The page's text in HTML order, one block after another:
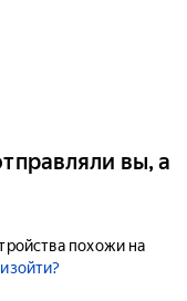
вы, а
похожи на